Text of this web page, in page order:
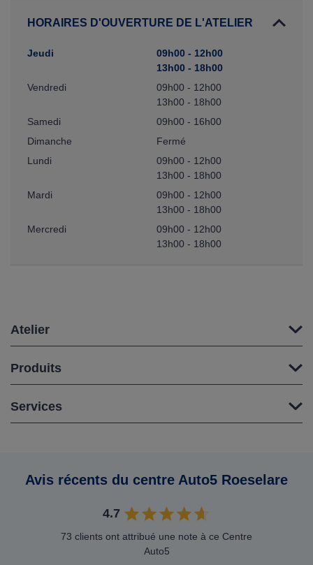
HORAIRES D'OUVERTURE DE L'ATELIER
Jeudi
09h00 - 12h00
13h00 - 18h00
Vendredi
09h00 - 12h00
13h00 - 18h00
Samedi
09h00 - 16h00
Dimanche
Fermé
Lundi
09h00 - 12h00
13h00 - 18h00
Mardi
09h00 - 12h00
13h00 - 18h00
Mercredi
09h00 - 12h00
13h00 - 18h00
Atelier
Produits
Services
Avis récents du centre Auto5 Roeselare
4.7
73 clients ont attribué une note à ce Centre
Auto5